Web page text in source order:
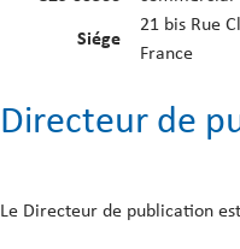
Siége
21 bis Rue
France
Directeur de
Le Directeur de publication est